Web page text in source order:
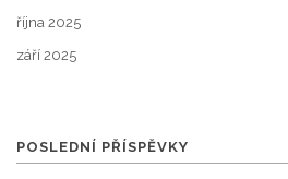
října 2025
září 2025
POSLEDNÍ PŘÍSPĚVKY